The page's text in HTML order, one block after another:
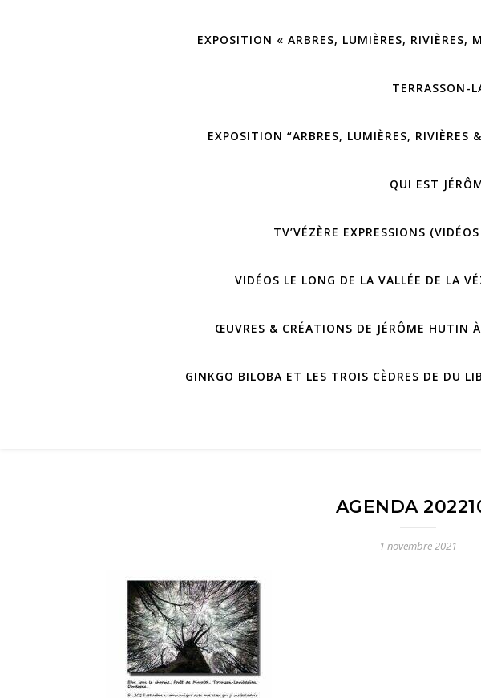
EXPOSITION « ARBRES, LUMIÈRES, RIVIÈRES,
TERRASSON-
EXPOSITION “ARBRES, LUMIÈRES, RIVIÈRES
QUI EST
TV’VÉZÈRE EXPRESSIONS
VIDÉOS LE LONG DE LA VALLÉE DE LA
ŒUVRES & CRÉATIONS DE JÉRÔME HUTIN
GINKGO BILOBA ET LES TROIS CÈDRES DE DU
AGENDA
1 novembre 2021